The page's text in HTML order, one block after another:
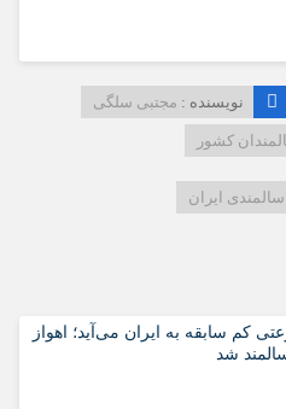
نویسنده : مجتبی سلگی
کشور
سالمندی ایران
کم سابقه به ایران می‌آید؛ اهواز
شد